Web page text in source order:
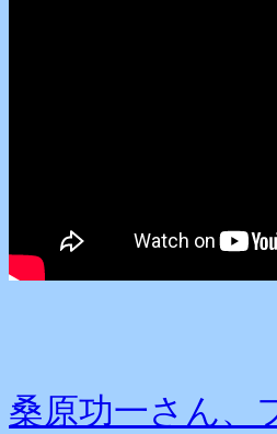
桑原功一さん、